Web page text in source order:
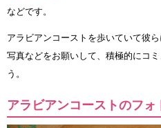
などです。
アラビアンコーストを歩いていて彼
写真などをお願いして、積極的にコ
う。
アラビアンコーストのフォ